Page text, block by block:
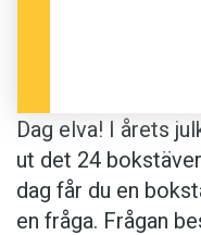
Dag elva! I årets
ut det 24
dag får du en
en fråga. Frågan